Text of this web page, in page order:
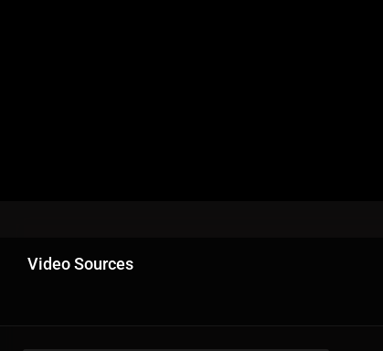
Video Sources